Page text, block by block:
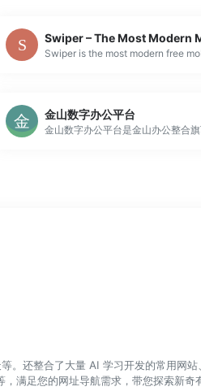
金山数字办公平台
。还整合了大量 AI 学习开发的常用网站
满足您的网址导航需求，带您探索新奇